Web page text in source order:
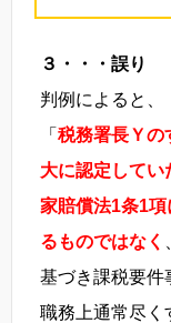
３・・・誤り
判例によると、
「 税務署長Ｙの
大に認定してい
家賠償法1条1
るものではなく
基づき課税要件
職務上通常尽く